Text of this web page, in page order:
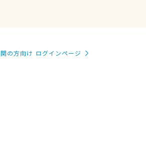
の方向け ログインページ